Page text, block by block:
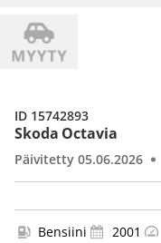
Skoda Octavia
Päivitetty 05.06.2026
ID 15742893
Bensiini 2001